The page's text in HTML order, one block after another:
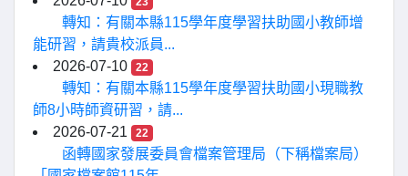
轉知：有關本縣115學年度學習扶助國小教師增
能研習，請貴校派員...
2026-07-10
22
轉知：有關本縣115學年度學習扶助國小現職教
師8小時師資研習，請...
2026-07-21
22
函轉國家發展委員會檔案管理局（下稱檔案局）